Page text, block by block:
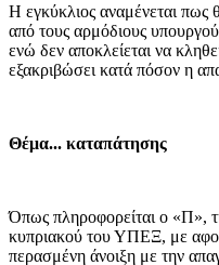
Η εγκύκλιος αναμένεται πως
από τους αρμόδιους
ενώ δεν αποκλείεται να
εξακριβώσει κατά πόσον η
Θέμα... καταπάτησης
Όπως πληροφορείται ο «Π»,
κυπριακού του ΥΠΕΞ, με
περασμένη άνοιξη με την